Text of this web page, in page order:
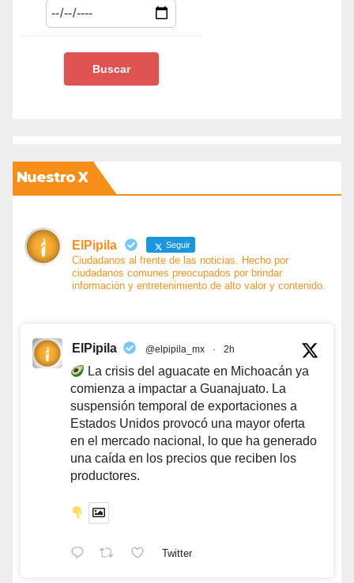
Nuestro X
ElPipila Seguir
Ciudadanos al frente de las noticias. Hecho por
ciudadanos comunes preocupados por brindar
información y entretenimiento de alto valor y contenido.
ElPipila @elpipila_mx · 2h
La crisis del aguacate en Michoacán ya
comienza a impactar a Guanajuato. La
suspensión temporal de exportaciones a
Estados Unidos provocó una mayor oferta
en el mercado nacional, lo que ha generado
una caída en los precios que reciben los
productores.
Twitter